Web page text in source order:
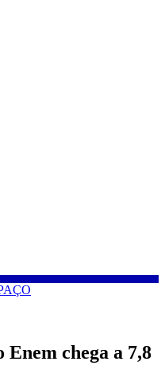
chega a 7,8